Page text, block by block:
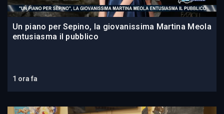
Un piano per Sepino, la giovanissima Martina Meola
entusiasma il pubblico
1 ora fa